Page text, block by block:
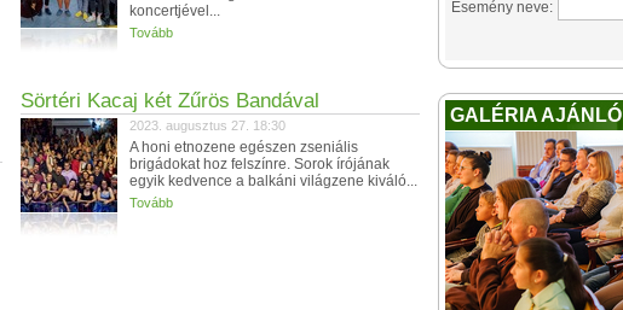
koncertjével...
Tovább
Sörtéri Kacaj két Zűrös Bandával
2023. augusztus 27. 18:30
A honi etnozene egészen zseniális
brigádokat hoz felszínre. Sorok írójának
egyik kedvence a balkáni világzene kiváló...
Tovább
Esemény neve:
GALÉRIA AJÁNLÓ